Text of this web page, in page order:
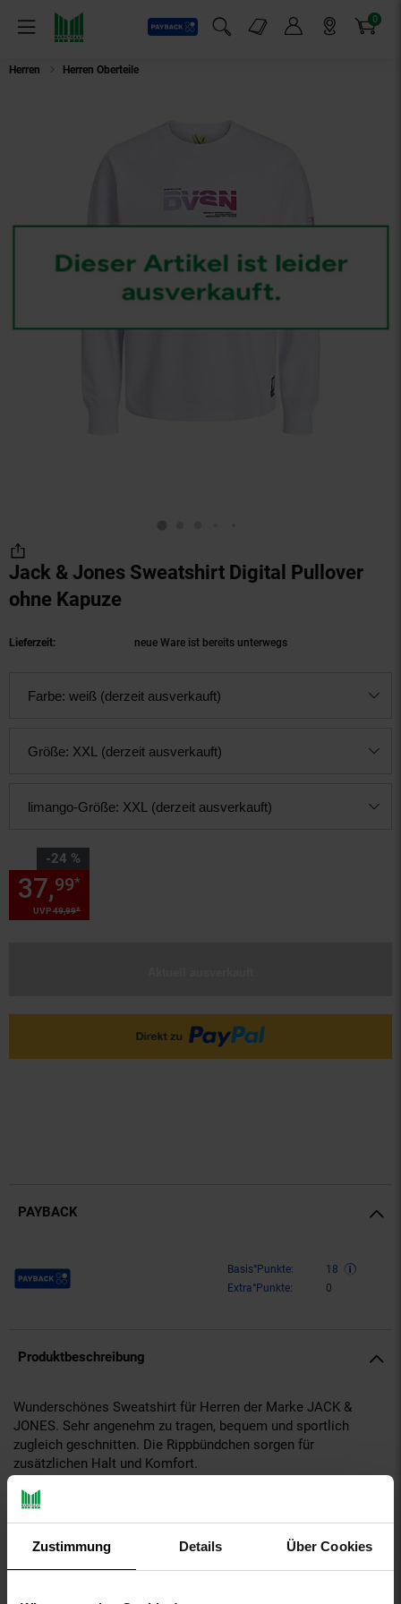
Zustimmung Details Über Cookies
Menü
Payback
Suchfeld einblenden
Markt-Angebote 0
Artikel
Herren Herren Oberteile
Jack & Jones Sweatshirt Digital Pullover
ohne Kapuze
Lieferzeit: neue Ware ist bereits unterwegs
Farbe: weiß (derzeit ausverkauft)
Größe: XXL (derzeit ausverkauft)
limango-Größe: XXL (derzeit ausverkauft)
-24 %
Sie Sparen 24 Prozent,
UVP49,99*
37,99*
PAYBACK
Payback Punkte Basis°Punkte:
18
Extra°Punkte:
0
Produktbeschreibung
Wunderschönes Sweatshirt für Herren der Marke JACK &
JONES. Sehr angenehm zu tragen, bequem und sportlich
zugleich geschnitten. Die Rippbündchen sorgen für
zusätzlichen Halt und Komfort.
aboutyou-titel: Sweatshirt 'Digital'
ay-PFAS: PFAS Frei